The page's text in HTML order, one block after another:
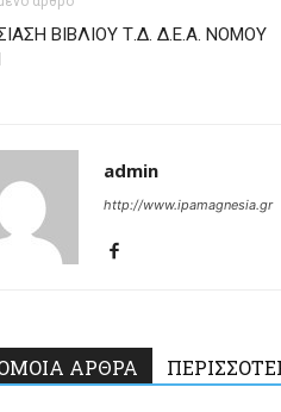
ΒΙΒΛΙΟΥ Τ.Δ. Δ.Ε.Α. ΝΟΜΟΥ
admin
http://www.ipamagnesia.gr
ΑΡΘΡΑ